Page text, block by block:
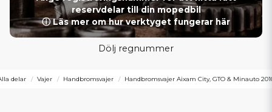
reservdelar till din mopedbil
ⓘ Läs mer om hur verktyget fungerar här
Dölj regnummer
delar Vajer Handbromsvajer Handbromsvajer Aixam City, GTO & Minauto